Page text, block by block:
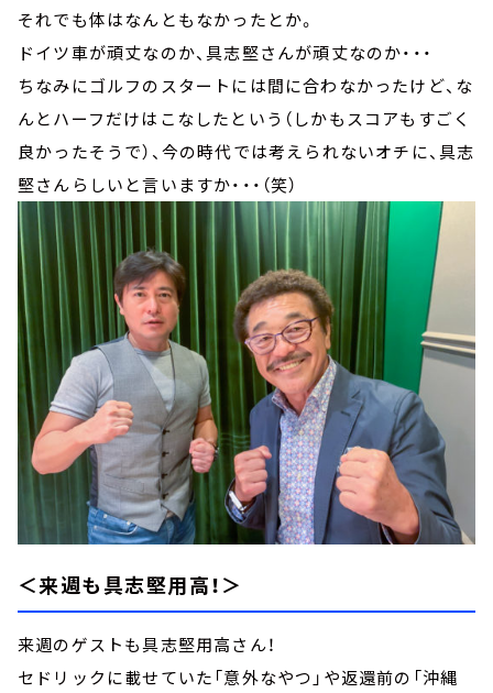
それでも体はなんともなかったとか。
ドイツ車が頑丈なのか、具志堅さんが頑丈なのか・・・
ちなみにゴルフのスタートには間に合わなかったけど、な
んとハーフだけはこなしたという（しかもスコアもすごく
良かったそうで）、今の時代では考えられないオチに、具志
堅さんらしいと言いますか・・・（笑）
＜来週も具志堅用高！＞
来週のゲストも具志堅用高さん！
セドリックに載せていた「意外なやつ」や返還前の「沖縄